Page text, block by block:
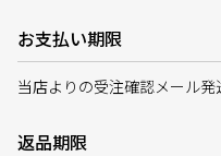
お支払い期限
当店よりの受注確認メール発
返品期限